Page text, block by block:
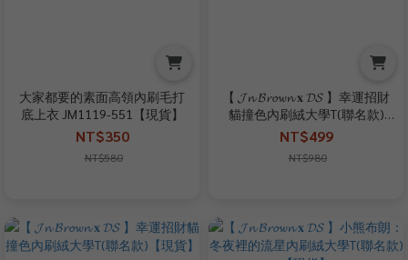
大家都要的素面高領內刷毛打
底上衣 JM1119-551【現貨】
NT$350
NT$580
【 𝓙𝓷 𝓑𝓻𝓸𝔀𝓷 𝐱 𝓓𝓢 】幸運招財
貓撞色內刷絨大學T(聯名款)
【現貨】
NT$499
NT$980